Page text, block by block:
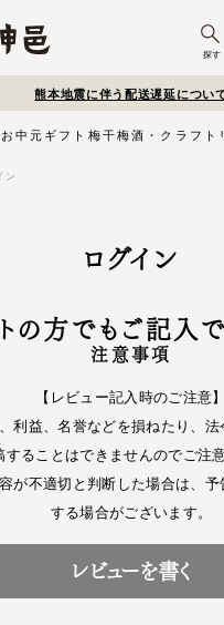
探す
延について 夏季
お中元 ギフト 梅干梅酒・クラフト
ン
ログイン
の方でもご記入で
注意事項
【レビュー記入時のご注意】
利益、名誉などを損ねたり、
することはできませんのでご注
が不適切と判断した場合は、
する場合がございます。
レビューを書く